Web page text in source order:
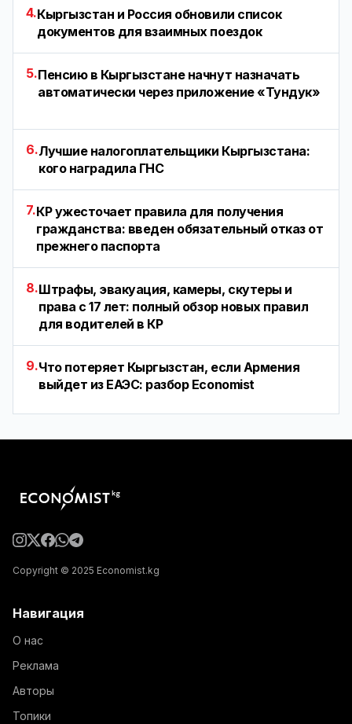
4.Кыргызстан и Россия обновили список
документов для взаимных поездок
5.Пенсию в Кыргызстане начнут назначать
автоматически через приложение «Тундук»
6.Лучшие налогоплательщики Кыргызстана:
кого наградила ГНС
7.КР ужесточает правила для получения
гражданства: введен обязательный отказ от
прежнего паспорта
8.Штрафы, эвакуация, камеры, скутеры и
права с 17 лет: полный обзор новых правил
для водителей в КР
9.Что потеряет Кыргызстан, если Армения
выйдет из ЕАЭС: разбор Economist
Copyright © 2025 Economist.kg
Навигация
О нас
Реклама
Авторы
Топики